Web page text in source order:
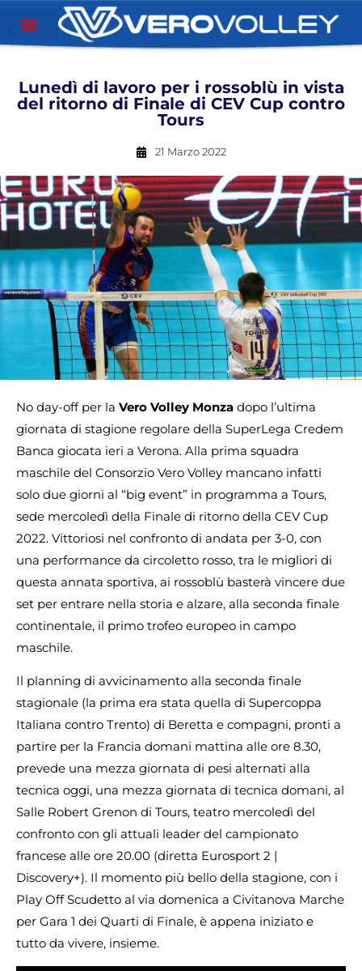
Lunedì di lavoro per i rossoblù in vista
del ritorno di Finale di CEV Cup contro
Tours
21 Marzo 2022
No day-off per la Vero Volley Monza dopo l’ultima
giornata di stagione regolare della SuperLega Credem
Banca giocata ieri a Verona. Alla prima squadra
maschile del Consorzio Vero Volley mancano infatti
solo due giorni al “big event” in programma a Tours,
sede mercoledì della Finale di ritorno della CEV Cup
2022. Vittoriosi nel confronto di andata per 3-0, con
una performance da circoletto rosso, tra le migliori di
questa annata sportiva, ai rossoblù basterà vincere due
set per entrare nella storia e alzare, alla seconda finale
continentale, il primo trofeo europeo in campo
maschile.
Il planning di avvicinamento alla seconda finale
stagionale (la prima era stata quella di Supercoppa
Italiana contro Trento) di Beretta e compagni, pronti a
partire per la Francia domani mattina alle ore 8.30,
prevede una mezza giornata di pesi alternati alla
tecnica oggi, una mezza giornata di tecnica domani, al
Salle Robert Grenon di Tours, teatro mercoledì del
confronto con gli attuali leader del campionato
francese alle ore 20.00 (diretta Eurosport 2 |
Discovery+). Il momento più bello della stagione, con i
Play Off Scudetto al via domenica a Civitanova Marche
per Gara 1 dei Quarti di Finale, è appena iniziato e
tutto da vivere, insieme.